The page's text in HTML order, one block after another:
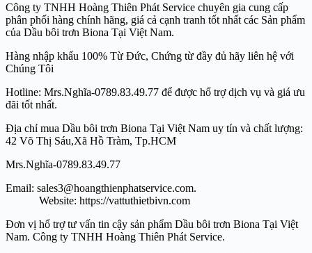
Công ty TNHH Hoàng Thiên Phát Service chuyên gia cung cấp
phân phối hàng chính hãng, giá cả cạnh tranh tốt nhất các Sản phẩm
của Dầu bôi trơn Biona Tại Việt Nam.
Hàng nhập khẩu 100% Từ Đức, Chứng từ đầy đủ hãy liên hệ với
Chúng Tôi
Hotline: Mrs.Nghĩa-0789.83.49.77 để được hổ trợ dịch vụ và giá ưu
đãi tốt nhất.
Địa chỉ mua Dầu bôi trơn Biona Tại Việt Nam uy tín và chất lượng:
42 Võ Thị Sáu,Xã Hồ Tràm, Tp.HCM
Mrs.Nghĩa-0789.83.49.77
Email: sales3@hoangthienphatservice.com.
Website: https://vattuthietbivn.com
Đơn vị hổ trợ tư vấn tin cậy sản phẩm Dầu bôi trơn Biona Tại Việt
Nam. Công ty TNHH Hoàng Thiên Phát Service.